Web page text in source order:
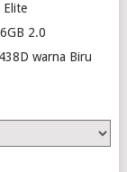
Elite
2.0
warna Biru